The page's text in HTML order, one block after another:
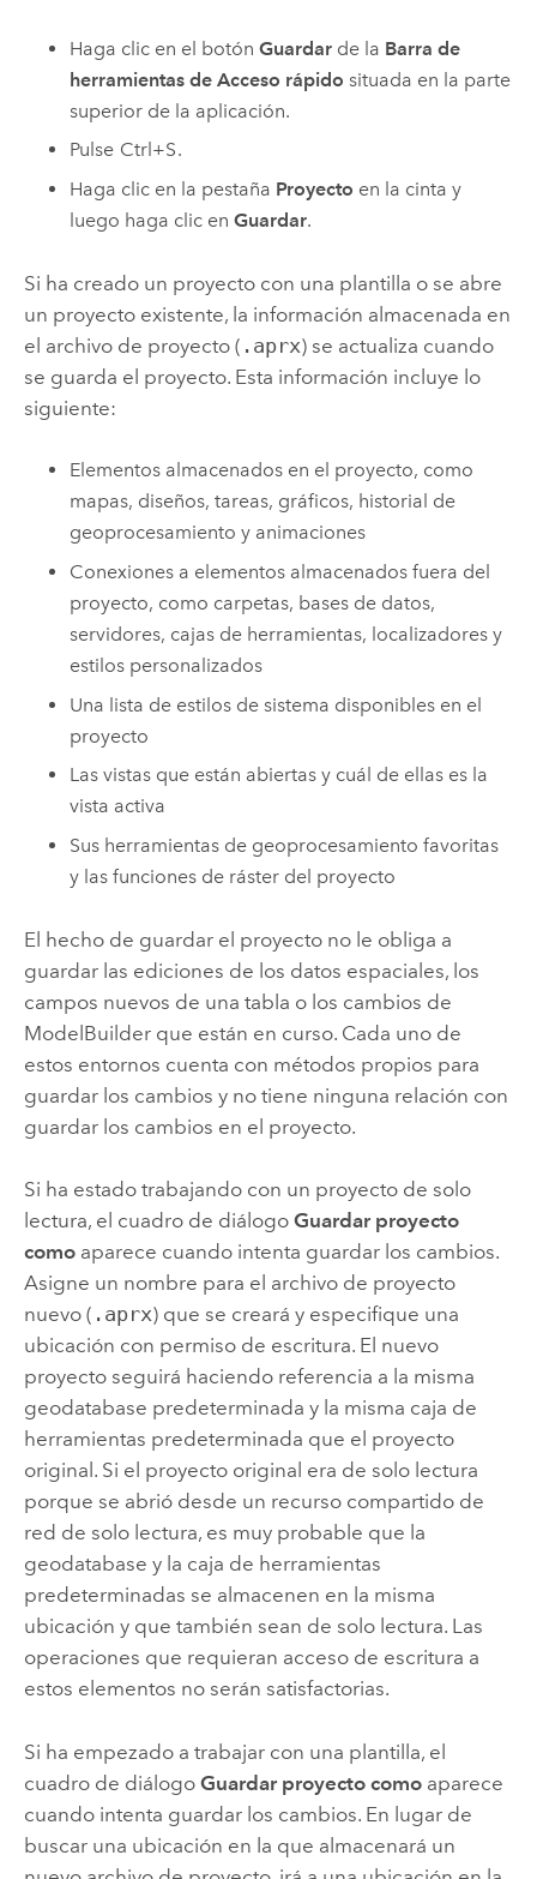
Haga clic en el botónGuardar de la Barra de
herramientas de Acceso rápido situada en la parte
superior de la aplicación.
Pulse Ctrl+S.
Haga clic en la pestaña Proyecto en la cinta y
luego haga clic enGuardar.
Si ha creado un proyecto con una plantilla o se abre
un proyecto existente, la información almacenada en
el archivo de proyecto ( .aprx) se actualiza cuando
se guarda el proyecto. Esta información incluye lo
siguiente:
Elementos almacenados en el proyecto, como
mapas, diseños, tareas, gráficos, historial de
geoprocesamiento y animaciones
Conexiones a elementos almacenados fuera del
proyecto, como carpetas, bases de datos,
servidores, cajas de herramientas, localizadores y
estilos personalizados
Una lista de estilos de sistema disponibles en el
proyecto
Las vistas que están abiertas y cuál de ellas es la
vista activa
Sus herramientas de geoprocesamiento favoritas
y las funciones de ráster del proyecto
El hecho de guardar el proyecto no le obliga a
guardar las ediciones de los datos espaciales, los
campos nuevos de una tabla o los cambios de
ModelBuilderque están en curso. Cada uno de
estos entornos cuenta con métodos propios para
guardar los cambios y no tiene ninguna relación con
guardar los cambios en el proyecto.
Si ha estado trabajando con un proyecto de solo
lectura, el cuadro de diálogo Guardar proyecto
comoaparece cuando intenta guardar los cambios.
Asigne un nombre para el archivo de proyecto
nuevo ( .aprx) que se creará y especifique una
ubicación con permiso de escritura. El nuevo
proyecto seguirá haciendo referencia a la misma
geodatabase predeterminada y la misma caja de
herramientas predeterminada que el proyecto
original. Si el proyecto original era de solo lectura
porque se abrió desde un recurso compartido de
red de solo lectura, es muy probable que la
geodatabase y la caja de herramientas
predeterminadas se almacenen en la misma
ubicación y que también sean de solo lectura. Las
operaciones que requieran acceso de escritura a
estos elementos no serán satisfactorias.
Si ha empezado a trabajar con una plantilla, el
cuadro de diálogo Guardar proyecto comoaparece
cuando intenta guardar los cambios. En lugar de
buscar una ubicación en la que almacenará un